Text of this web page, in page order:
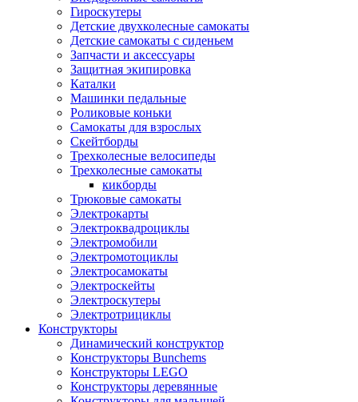
Гироскутеры
Детские двухколесные самокаты
Детские самокаты с сиденьем
Запчасти и аксессуары
Защитная экипировка
Каталки
Машинки педальные
Роликовые коньки
Самокаты для взрослых
Скейтборды
Трехколесные велосипеды
Трехколесные самокаты
кикборды
Трюковые самокаты
Электрокарты
Электроквадроциклы
Электромобили
Электромотоциклы
Электросамокаты
Электроскейты
Электроскутеры
Электротрициклы
Конструкторы
Динамический конструктор
Конструкторы Bunchems
Конструкторы LEGO
Конструкторы деревянные